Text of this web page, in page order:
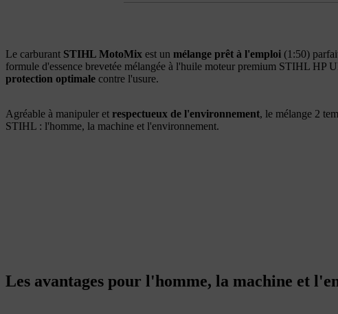
Le carburant STIHL MotoMix est un mélange prêt à l'emploi (1:50)
formule d'essence brevetée mélangée à l'huile moteur premium STIHL HP
protection optimale contre l'usure.
Agréable à manipuler et respectueux de l'environnement, le mélange 2
STIHL : l'homme, la machine et l'environnement.
Les avantages pour l'homme, la machine et